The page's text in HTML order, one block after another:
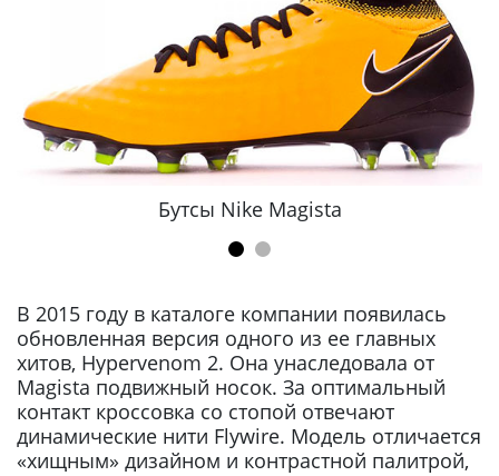
Бутсы Nike Magista
В 2015 году в каталоге компании появилась
обновленная версия одного из ее главных
хитов, Hypervenom 2. Она унаследовала от
Magista подвижный носок. За оптимальный
контакт кроссовка со стопой отвечают
динамические нити Flywire. Модель отличается
«хищным» дизайном и контрастной палитрой,